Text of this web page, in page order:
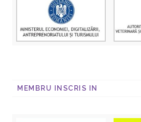
MEMBRU INSCRIS IN